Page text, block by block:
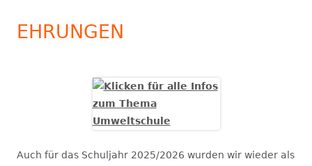
EHRUNGEN
Auch für das Schuljahr 2025/2026 wurden wir wieder als